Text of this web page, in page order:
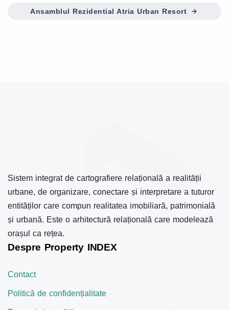
Ansamblul Rezidential Atria Urban Resort
Sistem integrat de cartografiere relațională a realității
urbane, de organizare, conectare și interpretare a tuturor
entităților care compun realitatea imobiliară, patrimonială
și urbană. Este o arhitectură relațională care modelează
orașul ca rețea.
Despre Property INDEX
Contact
Politică de confidențialitate